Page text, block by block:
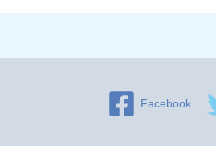
Facebook